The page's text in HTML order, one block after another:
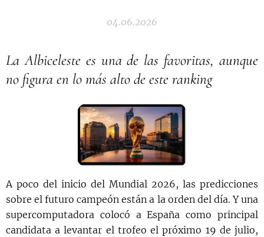
04.06.2026
La Albiceleste es una de las favoritas, aunque
no figura en lo más alto de este ranking
A poco del inicio del Mundial 2026, las predicciones
sobre el futuro campeón están a la orden del día. Y una
supercomputadora colocó a España como principal
candidata a levantar el trofeo el próximo 19 de julio,